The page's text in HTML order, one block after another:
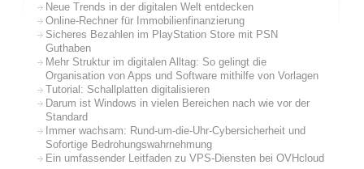
Neue Trends in der digitalen Welt entdecken
Online-Rechner für Immobilienfinanzierung
Sicheres Bezahlen im PlayStation Store mit PSN
Guthaben
Mehr Struktur im digitalen Alltag: So gelingt die
Organisation von Apps und Software mithilfe von Vorlagen
Tutorial: Schallplatten digitalisieren
Darum ist Windows in vielen Bereichen nach wie vor der
Standard
Immer wachsam: Rund-um-die-Uhr-Cybersicherheit und
Sofortige Bedrohungswahrnehmung
Ein umfassender Leitfaden zu VPS-Diensten bei OVHcloud